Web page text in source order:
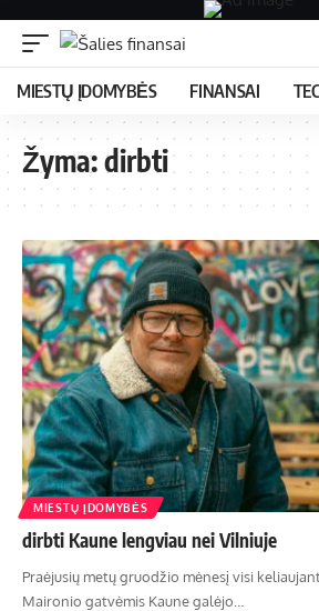
MIESTŲ ĮDOMYBĖS FINANSAI
Žyma:dirbti
MIESTŲ ĮDOMYBĖS
dirbti Kaune lengviau nei Vilniuje
Praėjusių metų gruodžio mėnesį visi
Maironio gatvėmis Kaune galėjo…